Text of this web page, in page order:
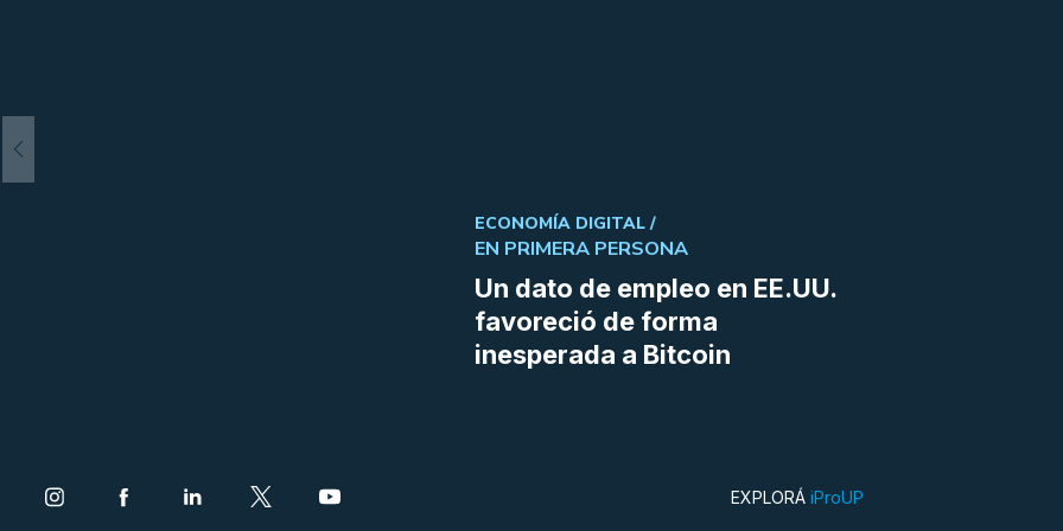
Un dato de empleo en EE.UU.
favoreció de forma
inesperada a Bitcoin
ECONOMÍA DIGITAL /
EN PRIMERA PERSONA
EXPLORÁ iProUP